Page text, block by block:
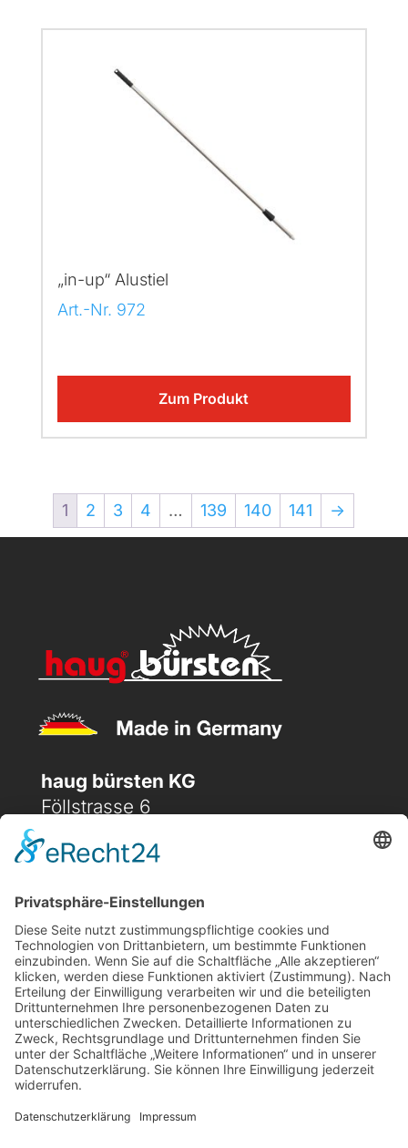
„in-up“ Alustiel
Art.-Nr. 972
Zum Produkt
1 2 3 4 … 139 140 141 →
haug bürsten KG
Föllstrasse 6
 (+49) 08231 / 96 30 96
 office@haugbuersten.de
Weitere Seiten
Hygienesortiment
Haushaltssortiment
Ansprechpartner
Jobs